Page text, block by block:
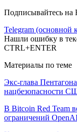
Подписывайтесь на
Telegram (основной
Нашли ошибку в
CTRL+ENTER
Материалы по теме
Экс-глава
нацбезопасности
В Bitcoin Red Team
ограничений